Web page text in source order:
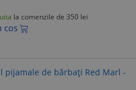
la comenzile de 350 lei
cos
pijamale de bărbați Red Marl -